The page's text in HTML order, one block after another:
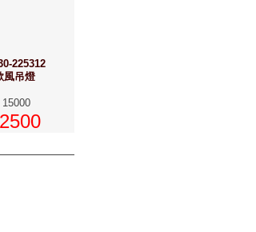
225312
風吊燈
15000
2500